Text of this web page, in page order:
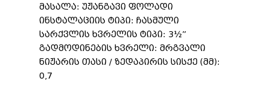
მასალა: უჟანგავი ფოლადი
ინსტალაციის ტიპი: ჩასმული
სარქვლის ხვრელის ტიპი: 3½”
გადმოდინების ხვრელი: მრგვალი
ნიჟარის თასი / ზედაპირის სისქე (მმ):
0,7